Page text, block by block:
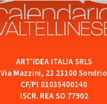
ART'IDEA ITALIA SRLS
Via Mazzini, 23 23100 Sondrio
CF/PI 01035400140
ISCR. REA SO 77902